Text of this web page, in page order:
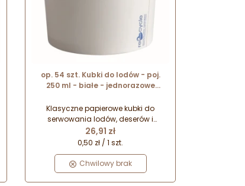
op. 54 szt. Kubki do lodów - poj.
250 ml - białe - jednorazowe
wys. 55 mm
Klasyczne papierowe kubki do
serwowania lodów, deserów i
zimnych przekąsek. Papierowe
miseczki pokryte warstwą foli
papier przez przemiękaniem. Produkt
zawiera plastik.
Cena
26,91 zł
0,50 zł / 1 szt.
Chwilowy brak